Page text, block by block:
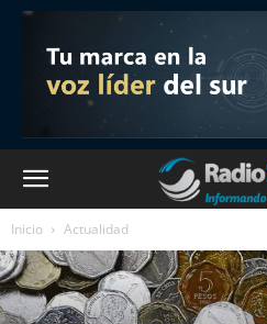
Inicio Actualidad